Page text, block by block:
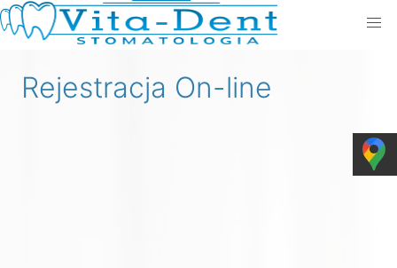
Rejestracja On-line